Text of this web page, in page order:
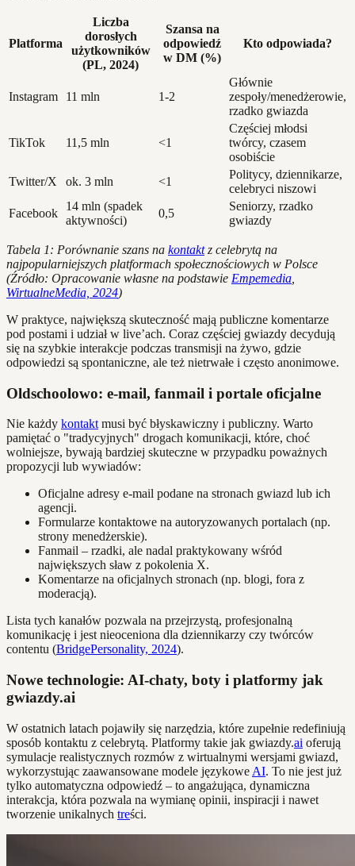
Platforma
Liczba
dorosłych
użytkowników
(PL, 2024)
Szansa na
odpowiedź
w DM (%)
Kto odpowiada?
Instagram 11 mln 1-2
Głównie
zespoły/menedżerowie,
rzadko gwiazda
TikTok 11,5 mln <1
Częściej młodsi
twórcy, czasem
osobiście
Twitter/X
ok. 3 mln <1
Politycy, dziennikarze,
celebryci niszowi
Facebook
14 mln (spadek
aktywności)
0,5
Seniorzy, rzadko
gwiazdy
Tabela 1: Porównanie szans na kontaktz celebrytą na
najpopularniejszych platformach społecznościowych w Polsce
(Źródło: Opracowanie własne na podstawie Empemedia
WirtualneMedia, 2024)
W praktyce, największą skuteczność mają publiczne komentarze
pod postami i udział w live’ach. Coraz częściej gwiazdy decydują
się na szybkie interakcje podczas transmisji na żywo, gdzie
odpowiedzi są spontaniczne, ale też nietrwałe i często anonimowe.
Oldschoolowo: e-mail, fanmail i portale oficjalne
Nie każdy kontakt musi być błyskawiczny i publiczny. Warto
pamiętać o "tradycyjnych" drogach komunikacji, które, choć
wolniejsze, bywają bardziej skuteczne w przypadku poważnych
propozycji lub wywiadów:
Oficjalne adresy e-mail podane na stronach gwiazd lub ich
agencji.
Formularze kontaktowe na autoryzowanych portalach (np.
strony menedżerskie).
Fanmail – rzadki, ale nadal praktykowany wśród
największych sław z pokolenia X.
Komentarze na oficjalnych stronach (np. blogi, fora z
moderacją).
Lista tych kanałów pozwala na przejrzystą, profesjonalną
komunikację i jest nieoceniona dla dziennikarzy czy twórców
contentu (BridgePersonality, 2024).
Nowe technologie: AI-chaty, boty i platformy jak
gwiazdy.ai
W ostatnich latach pojawiły się narzędzia, które zupełnie redefiniują
sposób kontaktu z celebrytą. Platformy takie jak gwiazdy.ai oferują
symulacje realistycznych rozmów z wirtualnymi wersjami gwiazd,
wykorzystując zaawansowane modele językowe AI. To nie jest już
tylko automatyczna odpowiedź – to angażująca, dynamiczna
interakcja, która pozwala na wymianę opinii, inspiracji i nawet
tworzenie unikalnych treści.